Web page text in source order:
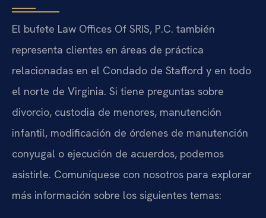
El bufete Law Offices Of SRIS, P.C. también
representa clientes en áreas de práctica
relacionadas en el Condado de Stafford y en todo
el norte de Virginia. Si tiene preguntas sobre
divorcio, custodia de menores, manutención
infantil, modificación de órdenes de manutención
conyugal o ejecución de acuerdos, podemos
asistirle. Comuníquese con nosotros para explorar
más información sobre los siguientes temas: